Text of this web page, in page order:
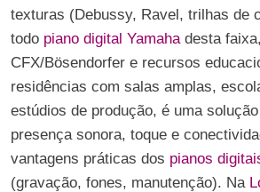
texturas (Debussy, Ravel, trilhas de
todo piano digital Yamaha desta
CFX/Bösendorfer e recursos
residências com salas amplas,
estúdios de produção, é uma
presença sonora, toque e
vantagens práticas dos pianos
(gravação, fones, manutenção). Na